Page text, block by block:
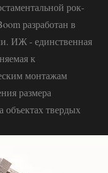
рок-
разработан в
ИЖ - единственная
к
монтажам
размера
объектах твердых